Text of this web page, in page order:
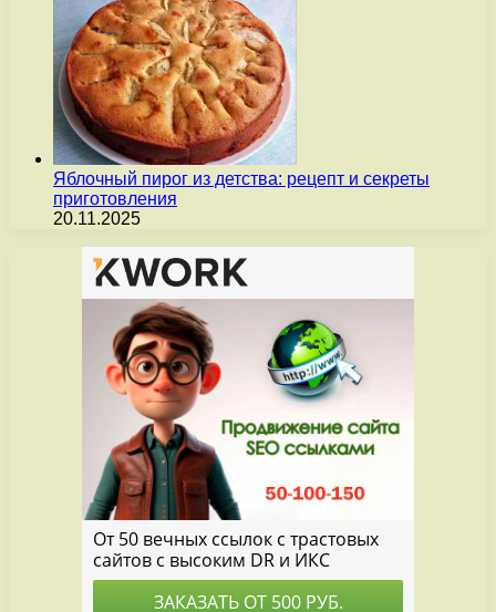
Яблочный пирог из детства: рецепт и секреты
приготовления
20.11.2025